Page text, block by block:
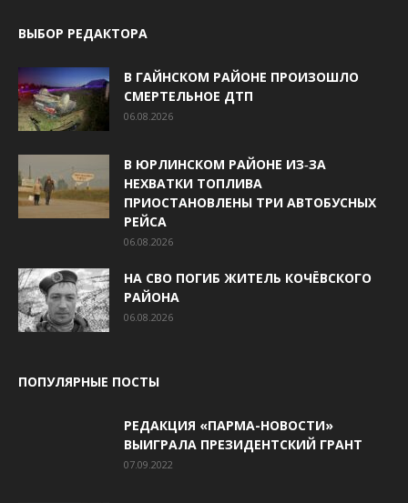
ВЫБОР РЕДАКТОРА
В ГАЙНСКОМ РАЙОНЕ ПРОИЗОШЛО
СМЕРТЕЛЬНОЕ ДТП
06.08.2026
В ЮРЛИНСКОМ РАЙОНЕ ИЗ‑ЗА
НЕХВАТКИ ТОПЛИВА
ПРИОСТАНОВЛЕНЫ ТРИ АВТОБУСНЫХ
РЕЙСА
06.08.2026
НА СВО ПОГИБ ЖИТЕЛЬ КОЧЁВСКОГО
РАЙОНА
06.08.2026
ПОПУЛЯРНЫЕ ПОСТЫ
РЕДАКЦИЯ «ПАРМА-НОВОСТИ»
ВЫИГРАЛА ПРЕЗИДЕНТСКИЙ ГРАНТ
07.09.2022